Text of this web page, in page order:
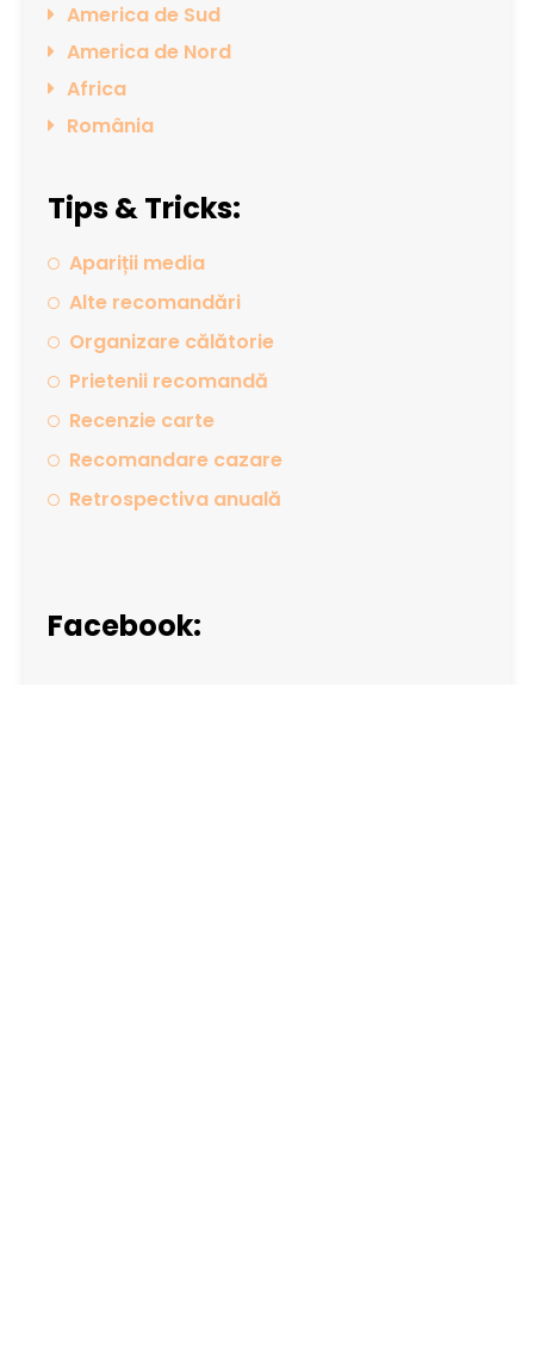
America de Sud
America de Nord
Africa
România
Tips & Tricks:
Apariții media
Alte recomandări
Organizare călătorie
Prietenii recomandă
Recenzie carte
Recomandare cazare
Retrospectiva anuală
Facebook: